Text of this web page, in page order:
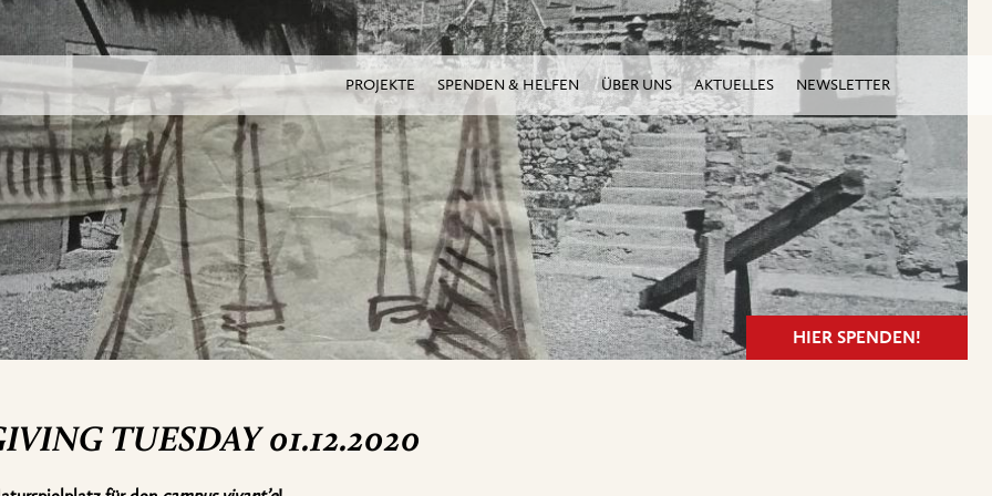
PROJEKTE SPENDEN & HELFEN ÜBER UNS AKTUELLES NEWSLETTER
HIER SPENDEN!
TUESDAY 01.12.2020